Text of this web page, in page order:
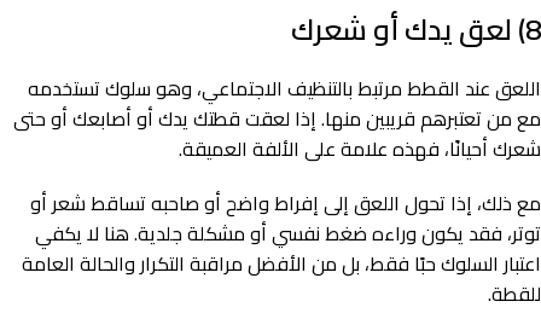
8) لعق يدك أو شعرك
اللعق عند القطط مرتبط بالتنظيف الاجتماعي، وهو سلوك تستخدمه
مع من تعتبرهم قريبين منها. إذا لعقت قطتك يدك أو أصابعك أو حتى
شعرك أحيانًا، فهذه علامة على الألفة العميقة.
مع ذلك، إذا تحول اللعق إلى إفراط واضح أو صاحبه تساقط شعر أو
توتر، فقد يكون وراءه ضغط نفسي أو مشكلة جلدية. هنا لا يكفي
اعتبار السلوك حبًا فقط، بل من الأفضل مراقبة التكرار والحالة العامة
للقطة.